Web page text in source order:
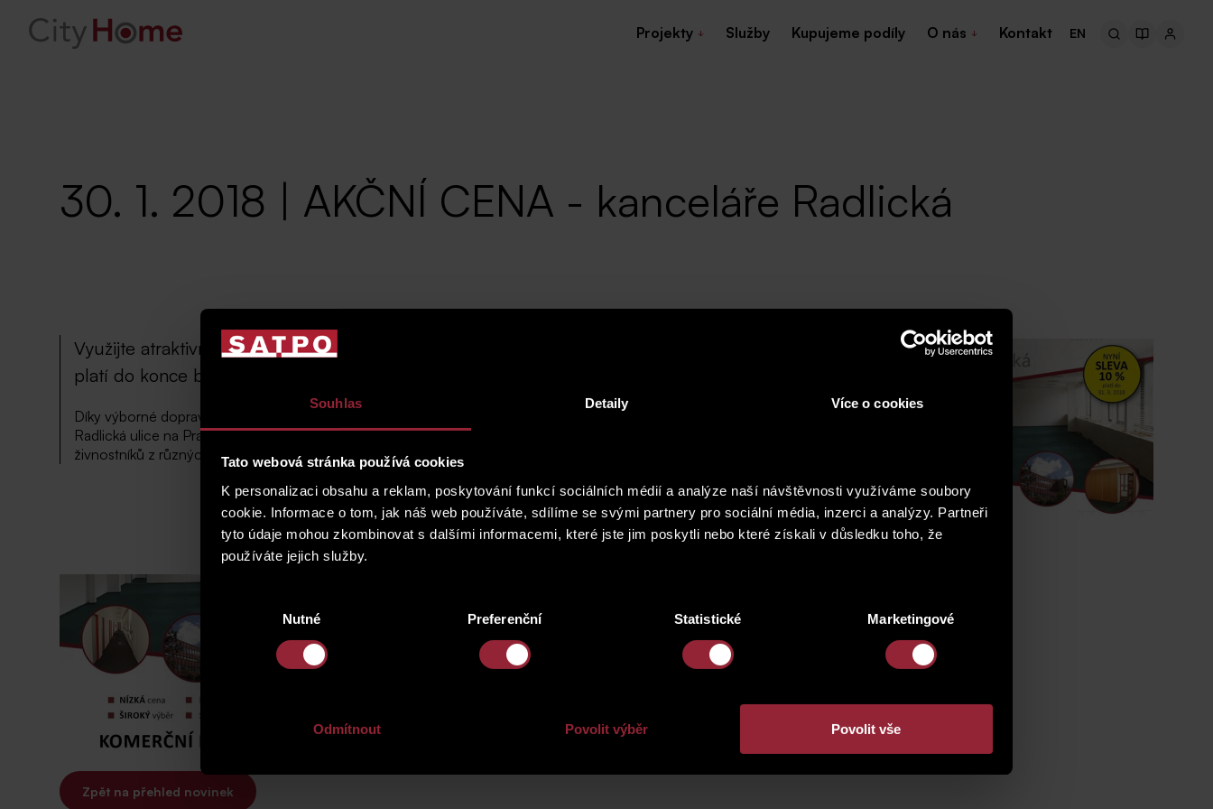
Souhlas Detaily Více o cookies
Tato webová stránka používá cookies
K personalizaci obsahu a reklam, poskytování funkcí sociálních médií a analýze naší návštěvnosti využíváme soubory
cookie. Informace o tom, jak náš web používáte, sdílíme se svými partnery pro sociální média, inzerci a analýzy. Partneři
tyto údaje mohou zkombinovat s dalšími informacemi, které jste jim poskytli nebo které získali v důsledku toho, že
používáte jejich služby.
souhlasu
Nutné Preferenční Statistické Marketingové
Odmítnout Povolit výběr Povolit vše
Projekty Služby Kupujeme podíly O nás Kontakt EN
30. 1. 2018 | AKČNÍ CENA - kanceláře Radlická
Využijte atraktivní akční slevu na pronájem komerčních prostor ve výši 10 % z nabídkové ceny! Nabídka
platí do konce března 2018.
Díky výborné dopravní dostupností nejen autem bez dopravních kolapsů, ale především prostřednictvím MHD (převážně metrem), je
Radlická ulice na Praze 5 velmi oblíbenou lokalitou pro sídla mnoha společností. Nachází se zde vysoká koncentrace podnikatel a
živnostníků z různých oblastí podnikání.
Zpět na přehled novinek